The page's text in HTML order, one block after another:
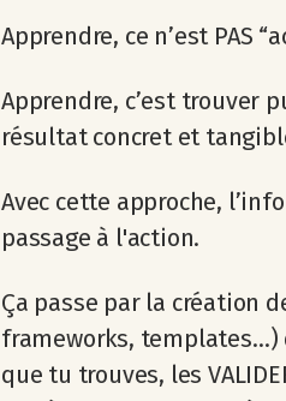
Apprendre, ce n’est PAS
Apprendre, c’est trouver
résultat concret et
Avec cette approche,
passage à l'action.
Ça passe par la création
frameworks, templates…)
que tu trouves, les